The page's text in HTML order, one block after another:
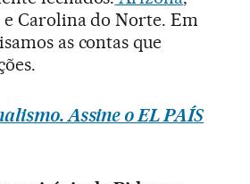
e Carolina do Norte. Em
as contas que
Assine o EL PAÍS